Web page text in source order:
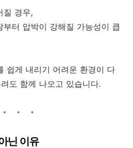
질 경우,
터 압박이 강해질 가능성이 큽
쉽게 내리기 어려운 환경이 다
도 함께 나오고 있습니다.
닌 이유